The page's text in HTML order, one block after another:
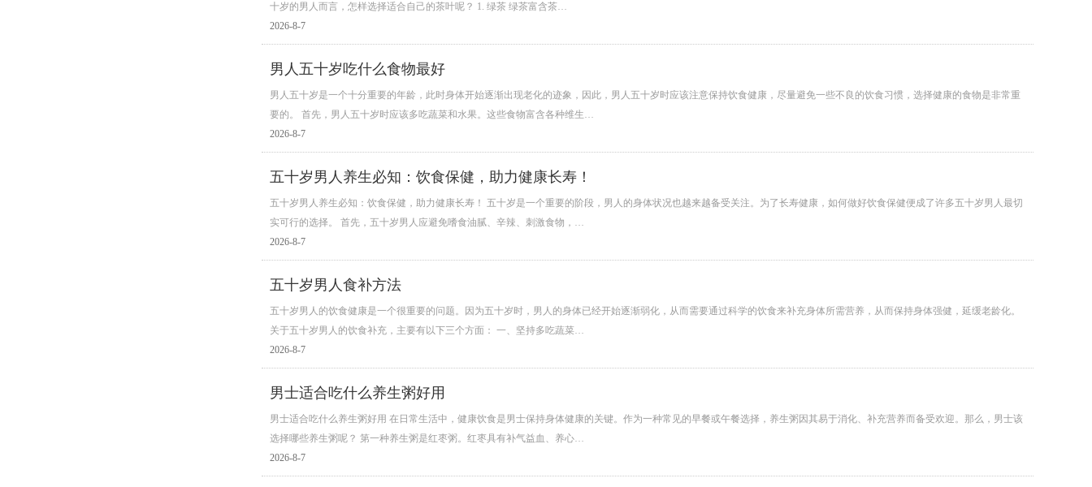
十岁的男人而言，怎样选择适合自己的茶叶呢？ 1. 绿茶 绿茶富含茶…
2026-8-7
男人五十岁吃什么食物最好
男人五十岁是一个十分重要的年龄，此时身体开始逐渐出现老化的迹象，因此，男人五十岁时应该注意保持饮食健康，尽量避免一些不良的饮食习惯，选择健康的食物是非常重
要的。 首先，男人五十岁时应该多吃蔬菜和水果。这些食物富含各种维生…
2026-8-7
五十岁男人养生必知：饮食保健，助力健康长寿！
五十岁男人养生必知：饮食保健，助力健康长寿！ 五十岁是一个重要的阶段，男人的身体状况也越来越备受关注。为了长寿健康，如何做好饮食保健便成了许多五十岁男人最切
实可行的选择。 首先，五十岁男人应避免嗜食油腻、辛辣、刺激食物，…
2026-8-7
五十岁男人食补方法
五十岁男人的饮食健康是一个很重要的问题。因为五十岁时，男人的身体已经开始逐渐弱化，从而需要通过科学的饮食来补充身体所需营养，从而保持身体强健，延缓老龄化。
关于五十岁男人的饮食补充，主要有以下三个方面： 一、坚持多吃蔬菜…
2026-8-7
男士适合吃什么养生粥好用
男士适合吃什么养生粥好用 在日常生活中，健康饮食是男士保持身体健康的关键。作为一种常见的早餐或午餐选择，养生粥因其易于消化、补充营养而备受欢迎。那么，男士该
选择哪些养生粥呢？ 第一种养生粥是红枣粥。红枣具有补气益血、养心…
2026-8-7